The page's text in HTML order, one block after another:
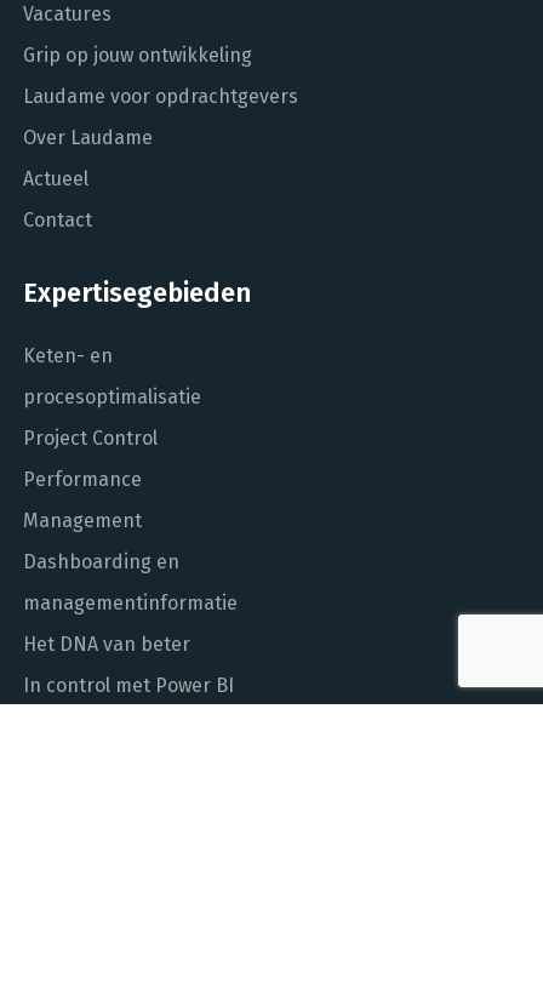
Vacatures
Grip op jouw ontwikkeling
Laudame voor opdrachtgevers
Over Laudame
Actueel
Contact
Expertisegebieden
Keten- en
procesoptimalisatie
Project Control
Performance
Management
Dashboarding en
managementinformatie
Het DNA van beter
In control met Power BI